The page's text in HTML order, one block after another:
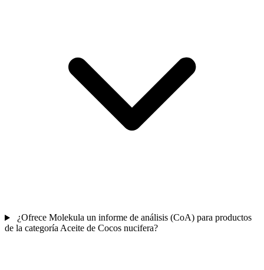
¿Ofrece Molekula un informe de análisis (CoA) para productos
de la categoría Aceite de Cocos nucifera?